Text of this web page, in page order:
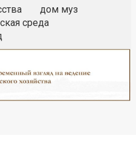
дом муз
среда